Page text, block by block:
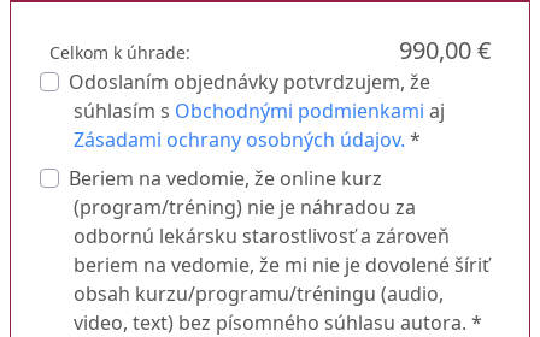
Celkom k úhrade: 990,00 €
Odoslaním objednávky potvrdzujem, že
súhlasím s Obchodnými podmienkami aj
Zásadami ochrany osobných údajov. *
Beriem na vedomie, že online kurz
(program/tréning) nie je náhradou za
odbornú lekársku starostlivosť a zároveň
beriem na vedomie, že mi nie je dovolené šíriť
obsah kurzu/programu/tréningu (audio,
video, text) bez písomného súhlasu autora. *